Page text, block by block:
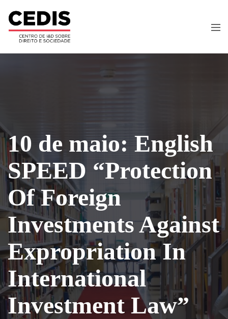
10 de maio: English
SPEED “Protection
Of Foreign
Investments Against
Expropriation In
International
Investment Law”